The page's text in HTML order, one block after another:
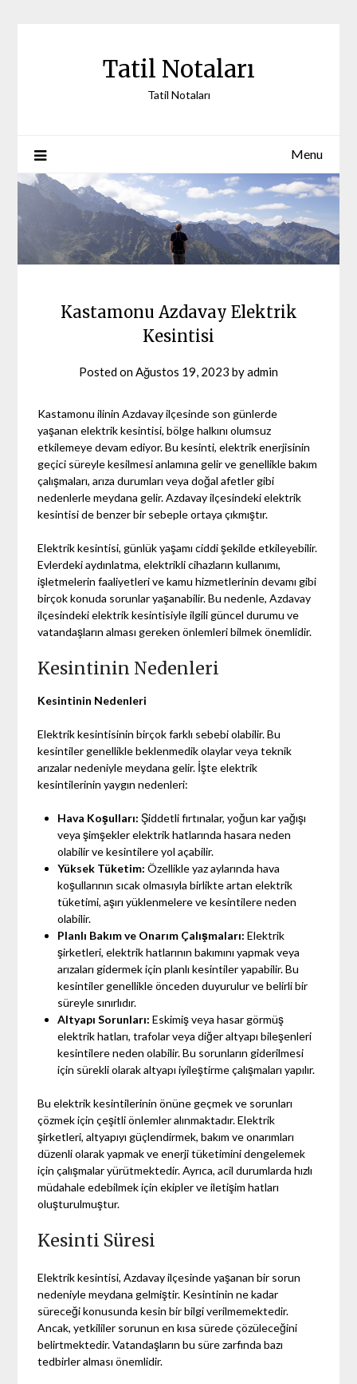
Tatil Notaları
Tatil Notaları
Menu
Kastamonu Azdavay Elektrik
Kesintisi
Posted on Ağustos 19, 2023 byadmin
Kastamonu ilinin Azdavay ilçesinde son günlerde
yaşanan elektrik kesintisi, bölge halkını olumsuz
etkilemeye devam ediyor. Bu kesinti, elektrik enerjisinin
geçici süreyle kesilmesi anlamına gelir ve genellikle bakım
çalışmaları, arıza durumları veya doğal afetler gibi
nedenlerle meydana gelir. Azdavay ilçesindeki elektrik
kesintisi de benzer bir sebeple ortaya çıkmıştır.
Elektrik kesintisi, günlük yaşamı ciddi şekilde etkileyebilir.
Evlerdeki aydınlatma, elektrikli cihazların kullanımı,
işletmelerin faaliyetleri ve kamu hizmetlerinin devamı gibi
birçok konuda sorunlar yaşanabilir. Bu nedenle, Azdavay
ilçesindeki elektrik kesintisiyle ilgili güncel durumu ve
vatandaşların alması gereken önlemleri bilmek önemlidir.
Kesintinin Nedenleri
Kesintinin Nedenleri
Elektrik kesintisinin birçok farklı sebebi olabilir. Bu
kesintiler genellikle beklenmedik olaylar veya teknik
arızalar nedeniyle meydana gelir. İşte elektrik
kesintilerinin yaygın nedenleri:
Hava Koşulları: Şiddetli fırtınalar, yoğun kar yağışı
veya şimşekler elektrik hatlarında hasara neden
olabilir ve kesintilere yol açabilir.
Yüksek Tüketim: Özellikle yaz aylarında hava
koşullarının sıcak olmasıyla birlikte artan elektrik
tüketimi, aşırı yüklenmelere ve kesintilere neden
olabilir.
Planlı Bakım ve Onarım Çalışmaları: Elektrik
şirketleri, elektrik hatlarının bakımını yapmak veya
arızaları gidermek için planlı kesintiler yapabilir. Bu
kesintiler genellikle önceden duyurulur ve belirli bir
süreyle sınırlıdır.
Altyapı Sorunları: Eskimiş veya hasar görmüş
elektrik hatları, trafolar veya diğer altyapı bileşenleri
kesintilere neden olabilir. Bu sorunların giderilmesi
için sürekli olarak altyapı iyileştirme çalışmaları yapılır.
Bu elektrik kesintilerinin önüne geçmek ve sorunları
çözmek için çeşitli önlemler alınmaktadır. Elektrik
şirketleri, altyapıyı güçlendirmek, bakım ve onarımları
düzenli olarak yapmak ve enerji tüketimini dengelemek
için çalışmalar yürütmektedir. Ayrıca, acil durumlarda hızlı
müdahale edebilmek için ekipler ve iletişim hatları
oluşturulmuştur.
Kesinti Süresi
Elektrik kesintisi, Azdavay ilçesinde yaşanan bir sorun
nedeniyle meydana gelmiştir. Kesintinin ne kadar
süreceği konusunda kesin bir bilgi verilmemektedir.
Ancak, yetkililer sorunun en kısa sürede çözüleceğini
belirtmektedir. Vatandaşların bu süre zarfında bazı
tedbirler alması önemlidir.